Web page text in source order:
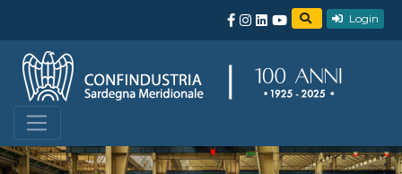
Login